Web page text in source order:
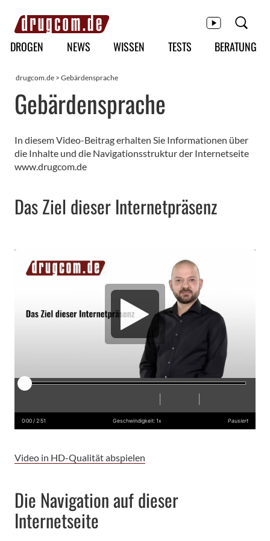
Hauptmenü
DROGEN NEWS WISSEN TESTS BERATUNG
drugcom.de > Gebärdensprache
Gebärdensprache
In diesem Video-Beitrag erhalten Sie Informationen über
die Inhalte und die Navigationsstruktur der Internetseite
www.drugcom.de
Das Ziel dieser Internetpräsenz
Media
Audiobeschreibung
einschalten
SchnellerLangsamer
0:00 / 2:51 Geschwindigkeit: 1x Pausiert
Video in HD-Qualität abspielen
Die Navigation auf dieser
Internetseite